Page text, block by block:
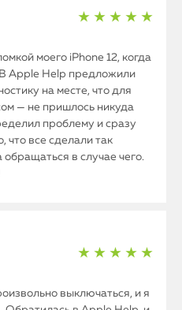
★ ★ ★ ★ ★
моего iPhone 12, когда
Apple Help предложили
на месте, что для
— не пришлось никуда
проблему и сразу
что все сделали так
в случае чего.
★ ★ ★ ★ ★
выключаться, и я